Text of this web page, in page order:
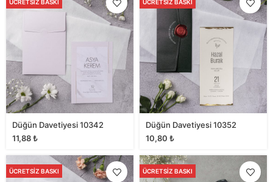
ÜCRETSIZ BASKI
Düğün Davetiyesi 10342
11,88₺
ÜCRETSIZ BASKI
Düğün Davetiyesi 10352
10,80 ₺
ÜCRETSIZ BASKI ÜCRETSIZ BASKI